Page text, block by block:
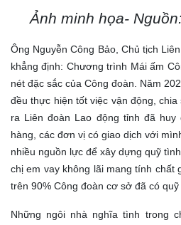
Ảnh minh họa-
Ông Nguyễn Công Bảo, Chủ tịch
khẳng định: Chương trình Mái ấm
nét đặc sắc của Công đoàn. Năm
đều thực hiện tốt việc vận động,
ra Liên đoàn Lao động tỉnh đã
hàng, các đơn vị có giao dịch với
nhiều nguồn lực để xây dựng quỹ
chị em vay không lãi mang tính chất
trên 90% Công đoàn cơ sở đã có quỹ
Những ngôi nhà nghĩa tình trong